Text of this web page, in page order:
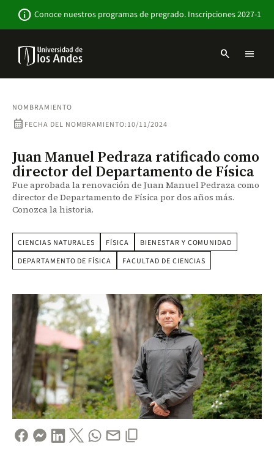
contenido
info Conoce nuestros programas de pregrado. Inscripciones 2027-1
Navbar
search menu
NOMBRAMIENTO
calendar_month FECHA DEL NOMBRAMIENTO:10/11/2024
Juan Manuel Pedraza ratificado como
director del Departamento de Física
Fue aprobada la renovación de Juan Manuel Pedraza como
director de Departamento de Física por dos años más.
Conozca la historia.
CIENCIAS NATURALES FÍSICA
BIENESTAR Y COMUNIDAD
DEPARTAMENTO DE FÍSICA
FACULTAD DE CIENCIAS